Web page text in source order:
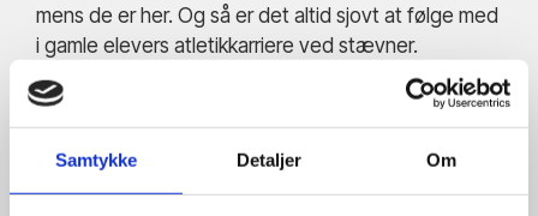
Samtykke Detaljer Om
mens de er her. Og så er det altid sjovt at følge med
i gamle elevers atletikkarriere ved stævner.
KVALIFIKATIONER
Cand. scient. fra Københavns Universitet i idræt
og biologi.
Diplomtræneruddannelse ved Dansk Atletik